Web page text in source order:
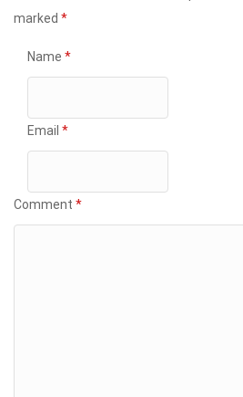
marked *
Name *
Email *
Comment *